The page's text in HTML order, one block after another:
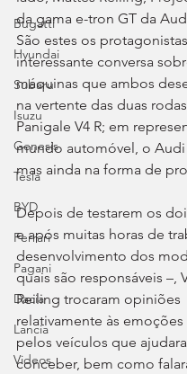
Bugatti
Hyundai
Subaru
Isuzu
Genesis
Tesla
BYD
Ferrari
Pagani
Dacia
Lancia
Videos
da gama e-tron GT da
São estes os
interessante conversa
máquinas que ambos
na vertente das duas
Panigale V4 R; em
mundo automóvel, o Audi
mas ainda na forma de
Depois de testarem os
e após muitas horas de
desenvolvimento dos
quais são responsáveis –,
Reiling trocaram opiniões
relativamente às
pelos veículos que
conceber, bem como